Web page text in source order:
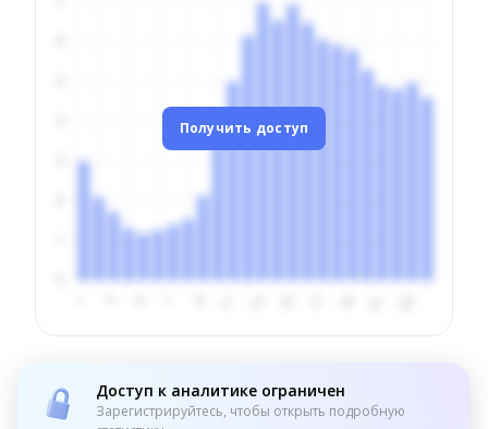
Получить доступ
Доступ к аналитике ограничен
Зарегистрируйтесь, чтобы открыть подробную